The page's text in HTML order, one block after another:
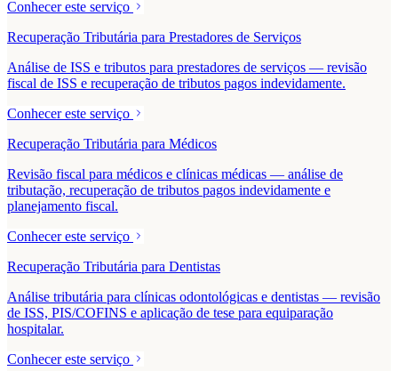
Conhecer este serviço
Recuperação Tributária para Prestadores de Serviços
Análise de ISS e tributos para prestadores de serviços — revisão
fiscal de ISS e recuperação de tributos pagos indevidamente.
Conhecer este serviço
Recuperação Tributária para Médicos
Revisão fiscal para médicos e clínicas médicas — análise de
tributação, recuperação de tributos pagos indevidamente e
planejamento fiscal.
Conhecer este serviço
Recuperação Tributária para Dentistas
Análise tributária para clínicas odontológicas e dentistas — revisão
de ISS, PIS/COFINS e aplicação de tese para equiparação
hospitalar.
Conhecer este serviço